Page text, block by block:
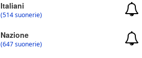
Italiani
(514 suonerie)
Nazione
(647 suonerie)